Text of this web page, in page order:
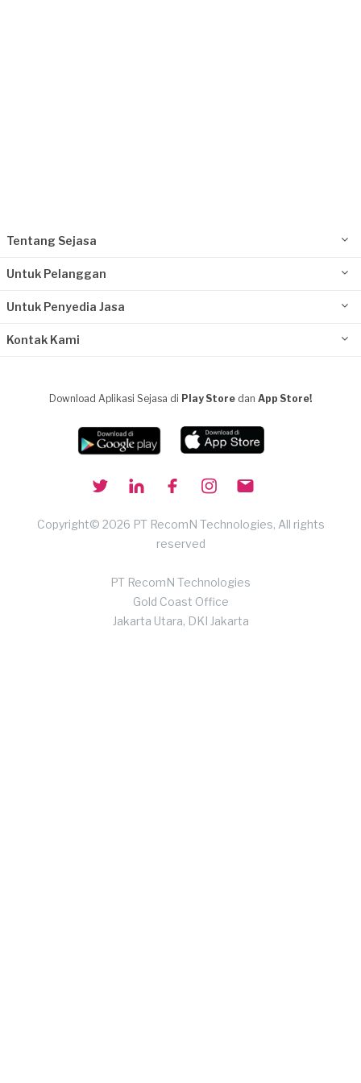
Tentang Sejasa
Untuk Pelanggan
Untuk Penyedia Jasa
Kontak Kami
Download Aplikasi Sejasa di Play Store dan App Store!
Copyright© 2026 PT RecomN Technologies, All rights
reserved
PT RecomN Technologies
Gold Coast Office
Jakarta Utara, DKI Jakarta